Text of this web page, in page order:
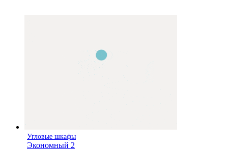
Угловые шкафы
Экономный 2